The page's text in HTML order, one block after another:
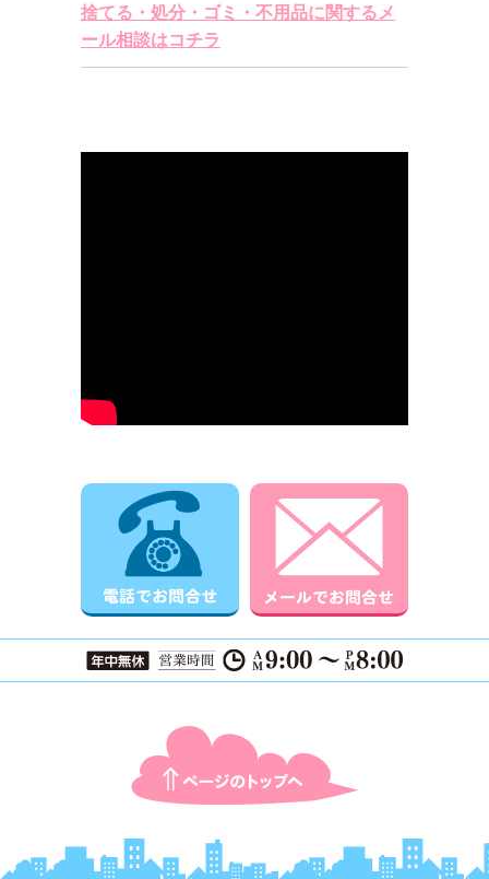
捨てる・処分・ゴミ・不用品に関するメ
ール相談はコチラ
電話でお問合せ